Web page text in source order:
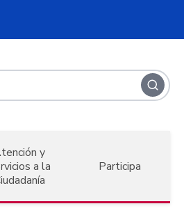
y
a la
Participa